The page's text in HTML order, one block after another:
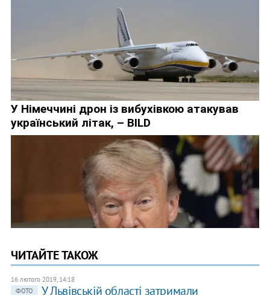
ЧИТАЙТЕ ТАКОЖ
16 лютого 2019, 14:18
ФОТО
У Львівській області затримали